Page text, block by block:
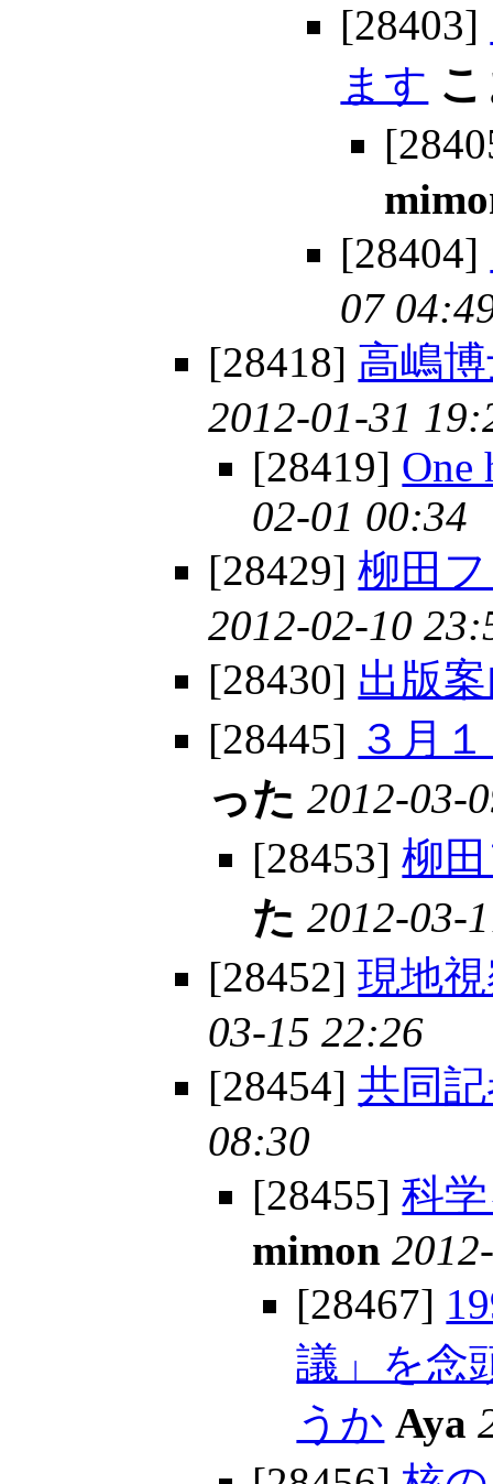
[28403]
ます
[28404]
07
[28418] 高嶋
2012-01-31
[28419] One
02-01 00:34
[28429]柳田
2012-02-10
[28430] 出版
[28445] ３月
った 2012-03-
[28453]柳
た 2012-03-
[28452]現地
03-15 22:26
[28454]共同
08:30
[28455]科
mimon
[28467]
議」を念
うか Aya